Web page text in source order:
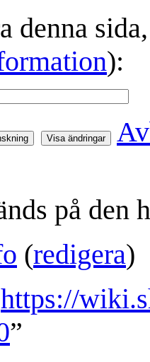
denna
):
på den
(redigera)
https://
”